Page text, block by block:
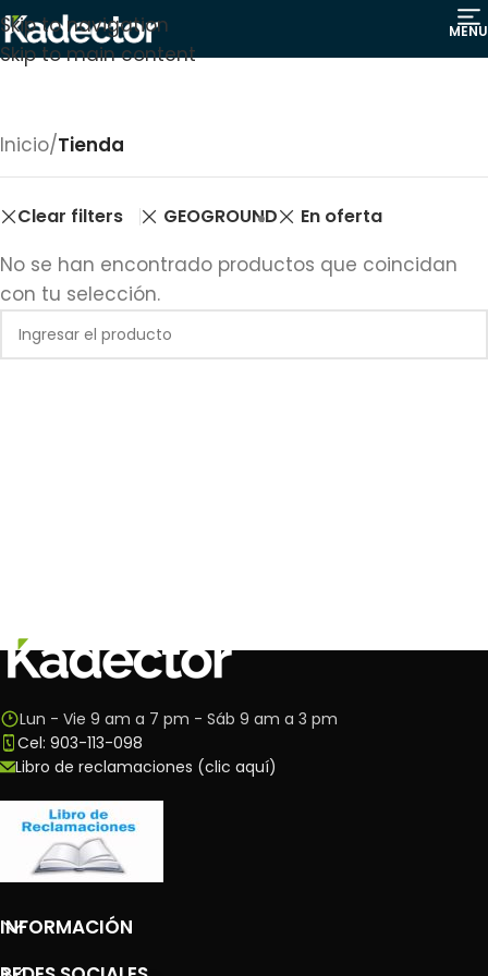
Skip to navigation
Skip to main content
MENU
Inicio/Tienda
Clear filters GEOGROUND En oferta
No se han encontrado productos que coincidan
con tu selección.
Lun - Vie 9 am a 7 pm - Sáb 9 am a 3 pm
Cel: 903-113-098
Libro de reclamaciones (clic aquí)
INFORMACIÓN